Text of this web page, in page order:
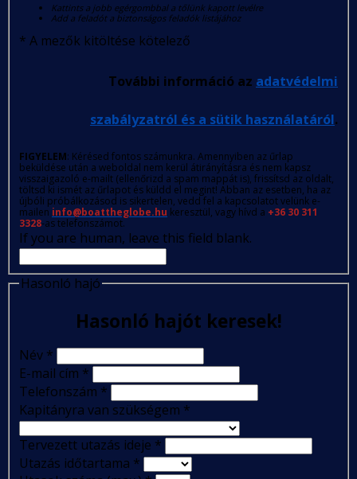
Kattints a jobb egérgombbal a tőlünk kapott levélre
Add a feladót a biztonságos feladók listájához
* A mezők kitöltése kötelező
További információ az adatvédelmi
szabályzatról és a sütik használatáról.
FIGYELEM: Kérésed fontos számunkra. Amennyiben az űrlap
beküldése után a weboldal nem kerül átirányításra és nem kapsz
visszaigazoló e-mailt (ellenőrizd a spam mappát is), frissítsd az oldalt,
töltsd ki ismét az űrlapot és küldd el megint! Abban az esetben, ha az
újbóli próbálkozásod is sikertelen, vedd fel a kapcsolatot velünk e-
mailen info@boattheglobe.hu keresztül, vagy hívd a +36 30 311
3328-as telefonszámot.
If you are human, leave this field blank.
Hasonló hajó
Hasonló hajót keresek!
Név *
E-mail cím *
Telefonszám *
Kapitányra van szükségem *
Tervezett utazás ideje *
Utazás időtartama *